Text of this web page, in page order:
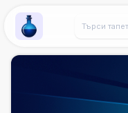
Wallpaper Alchemy